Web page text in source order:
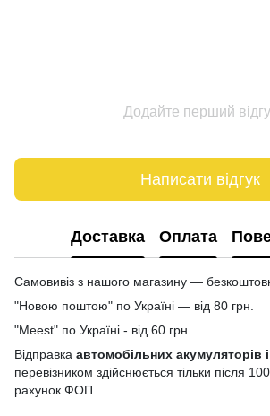
Додайте перший
Написати відгук
Доставка Оплата
Самовивіз з нашого магазину —
"Новою поштою" по Україні — від 80 грн.
"Meest" по Україні - від 60 грн.
Відправка автомобільних акумуляторів
перевізником здійснюється тільки після
рахунок ФОП.